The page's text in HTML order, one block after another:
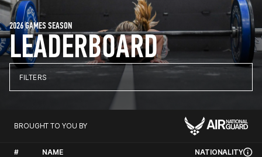
LEADERBOARD
2026 GAMES SEASON
FILTERS
BROUGHT TO YOU BY
# NAME NATIONALITY